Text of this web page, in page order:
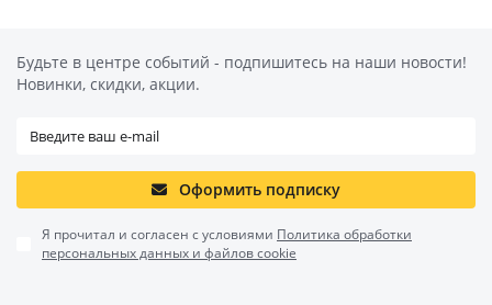
Будьте в центре событий - подпишитесь на наши новости!
Новинки, скидки, акции.
Оформить подписку
Я прочитал и согласен с условиями Политика обработки
персональных данных и файлов cookie